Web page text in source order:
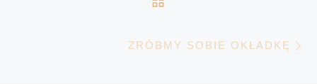
ZRÓBMY SOBIE OKŁADKĘ